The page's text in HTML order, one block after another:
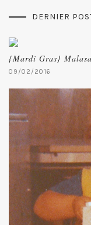
DERNIER
{Mardi Gras}
09/02/2016